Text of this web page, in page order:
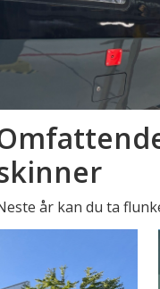
år kan du ta